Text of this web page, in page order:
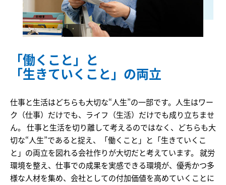
「働くこと」と
「生きていくこと」の両立
仕事と生活はどちらも大切な“人生”の一部です。人生はワー
ク（仕事）だけでも、ライフ（生活）だけでも成り立ちませ
ん。 仕事と生活を切り離して考えるのではなく、どちらも大
切な“人生”であると捉え、「働くこと」と「生きていくこ
と」の両立を図れる会社作りが大切だと考えています。 就労
環境を整え、仕事での成果を実感できる環境が、優秀かつ多
様な人材を集め、会社としての付加価値を高めていくことに